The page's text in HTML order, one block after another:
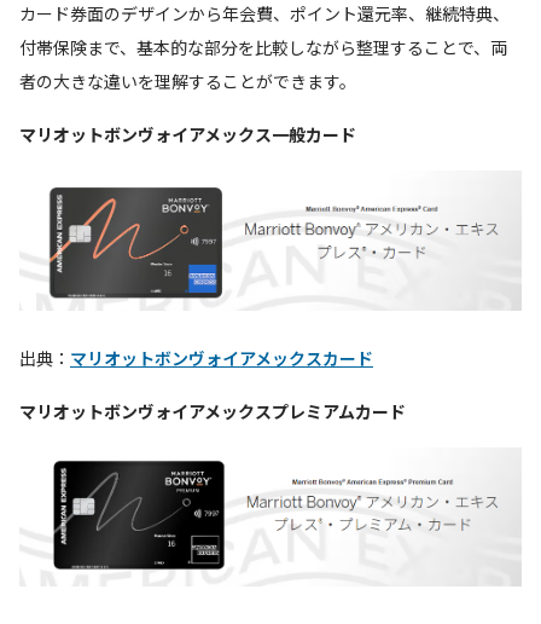
カード券面のデザインから年会費、ポイント還元率、継続特典、
付帯保険まで、基本的な部分を比較しながら整理することで、両
者の大きな違いを理解することができます。
マリオットボンヴォイアメックス一般カード
出典： マリオットボンヴォイアメックスカード
マリオットボンヴォイアメックスプレミアムカード